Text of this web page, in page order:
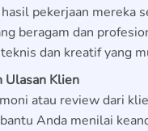
pekerjaan mereka
beragam dan
dan kreatif yang
Ulasan Klien
atau review dari
Anda menilai